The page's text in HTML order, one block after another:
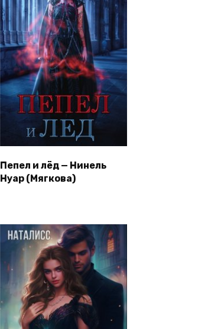
Пепел и лёд — Нинель
Нуар (Мягкова)